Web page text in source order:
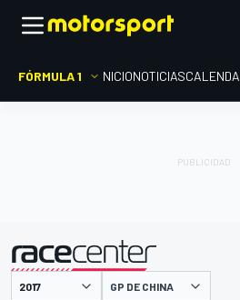
FÓRMULA 1 INICIONOTICIAS
presentado por GP DE CHINA